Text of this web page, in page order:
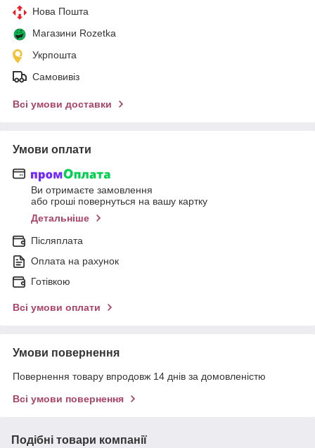
Нова Пошта
Магазини Rozetka
Укрпошта
Самовивіз
Всі умови доставки
Умови оплати
Ви отримаєте замовлення
або гроші повернуться на вашу картку
Детальніше
Післяплата
Оплата на рахунок
Готівкою
Всі умови оплати
Умови повернення
Повернення товару впродовж 14 днів за домовленістю
Всі умови повернення
Подібні товари компанії